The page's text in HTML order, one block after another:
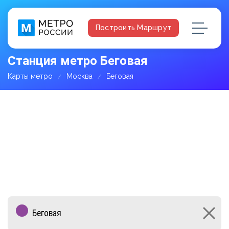
Построить Маршрут
Станция метро Беговая
Карты метро Москва Беговая